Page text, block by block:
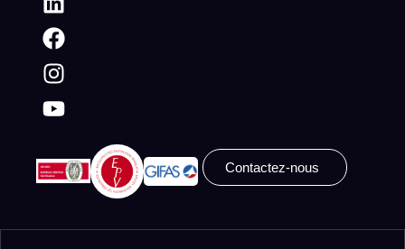
Contactez-nous